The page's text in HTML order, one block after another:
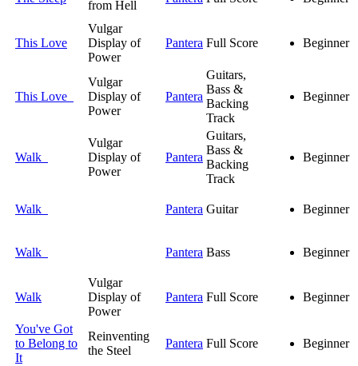
from Hell
This Love
Vulgar
Display of
Power
Pantera Full Score Beginner
This Love
Vulgar
Display of
Power
Pantera
Guitars,
Bass &
Backing
Track
Beginner
Walk
Vulgar
Display of
Power
Pantera
Guitars,
Bass &
Backing
Track
Beginner
Walk Pantera Guitar Beginner
Walk Pantera Bass Beginner
Walk
Vulgar
Display of
Power
Pantera Full Score Beginner
You've Got
to Belong to
It
Reinventing
the Steel
Pantera Full Score Beginner